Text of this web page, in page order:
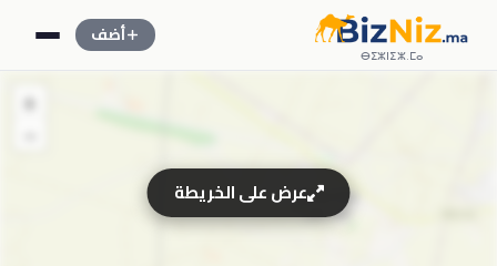
ⴱⵉⵣⵏⵉⵣ.ⵎⴰ
أضف
+
عرض على الخريطة